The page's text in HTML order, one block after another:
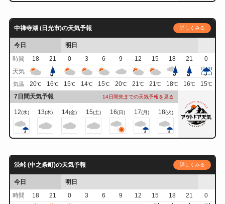
中禅寺湖 (日光市)の天気予報 詳しくみる
今日
明日
時間
18 21 0 3 6 9 12 15 18 21
0
天気
気温 20℃ 16℃ 15℃ 14℃ 15℃ 20℃ 21℃ 21℃ 18℃ 16℃ 15℃
7日間天気予報 14日間先までの天気予報を見る
12(水) 13(木) 14(金) 15(土) 16(日) 17(月) 18(火)
渋峠 (中之条町)の天気予報 詳しくみる
今日
明日
時間
18 21 0 3 6 9 12 15 18 21
0